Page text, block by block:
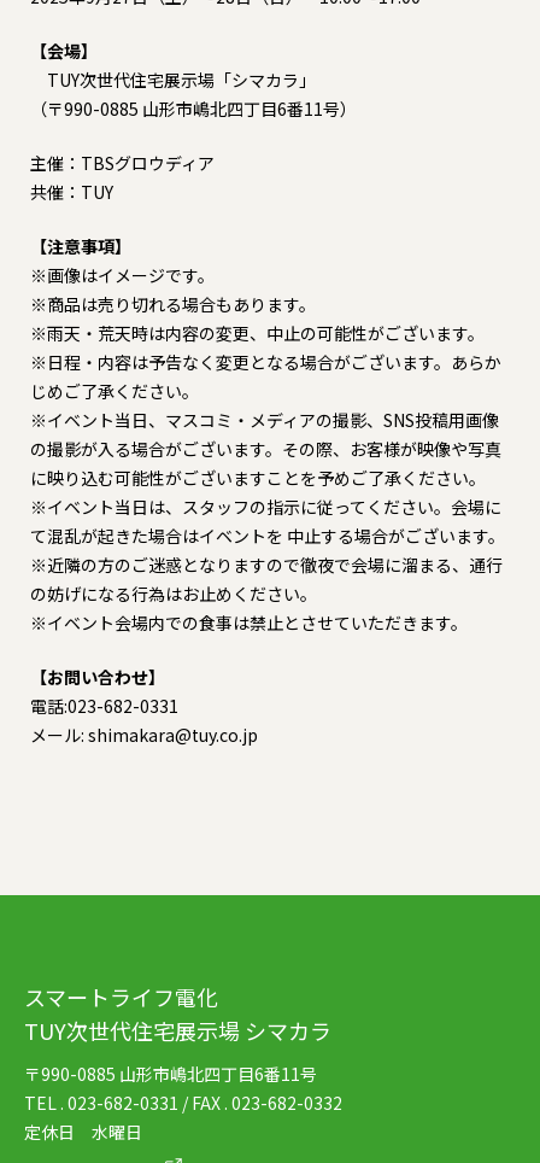
【会場】
TUY次世代住宅展示場「シマカラ」
（〒990-0885 山形市嶋北四丁目6番11号）
主催：TBSグロウディア
共催：TUY
【注意事項】
※画像はイメージです。
※商品は売り切れる場合もあります。
※雨天・荒天時は内容の変更、中止の可能性がございます。
※日程・内容は予告なく変更となる場合がございます。あらか
じめご了承ください。
※イベント当日、マスコミ・メディアの撮影、SNS投稿用画像
の撮影が入る場合がございます。その際、お客様が映像や写真
に映り込む可能性がございますことを予めご了承ください。
※イベント当日は、スタッフの指示に従ってください。会場に
て混乱が起きた場合はイベントを 中止する場合がございます。
※近隣の方のご迷惑となりますので徹夜で会場に溜まる、通行
の妨げになる行為はお止めください。
※イベント会場内での食事は禁止とさせていただきます。
【お問い合わせ】
電話:023-682-0331
メール: shimakara@tuy.co.jp
スマートライフ電化
TUY次世代住宅展示場 シマカラ
〒990-0885 山形市嶋北四丁目6番11号
TEL . 023-682-0331 / FAX . 023-682-0332
定休日 水曜日